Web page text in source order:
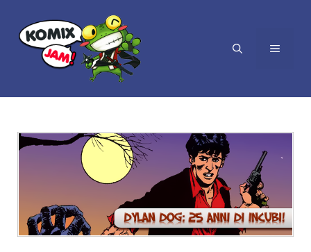
contenuto
MENU